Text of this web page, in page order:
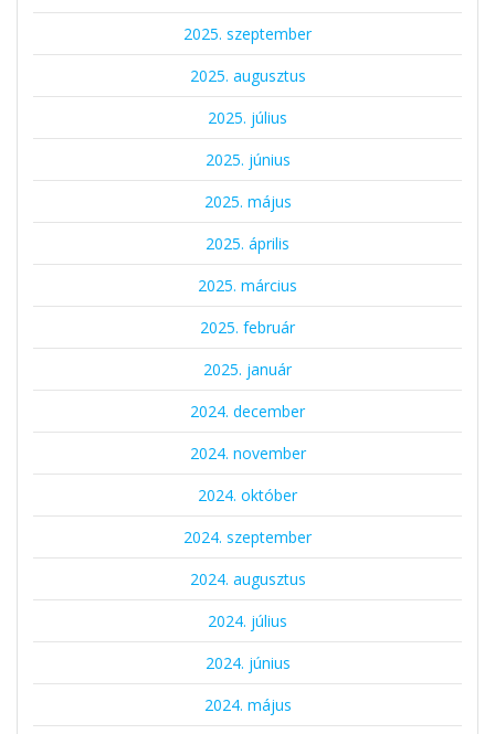
2025. szeptember
2025. augusztus
2025. július
2025. június
2025. május
2025. április
2025. március
2025. február
2025. január
2024. december
2024. november
2024. október
2024. szeptember
2024. augusztus
2024. július
2024. június
2024. május